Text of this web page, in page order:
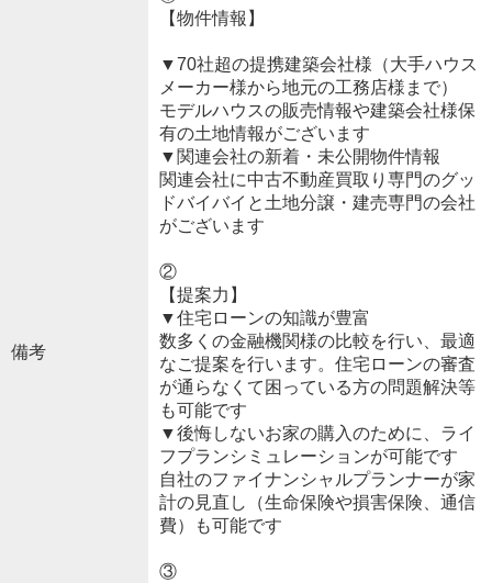
備考
【物件情報】
▼70社超の提携建築会社様（大手ハウス
メーカー様から地元の工務店様まで）
モデルハウスの販売情報や建築会社様保
有の土地情報がございます
▼関連会社の新着・未公開物件情報
関連会社に中古不動産買取り専門のグッ
ドバイバイと土地分譲・建売専門の会社
がございます
②
【提案力】
▼住宅ローンの知識が豊富
数多くの金融機関様の比較を行い、最適
なご提案を行います。住宅ローンの審査
が通らなくて困っている方の問題解決等
も可能です
▼後悔しないお家の購入のために、ライ
フプランシミュレーションが可能です
自社のファイナンシャルプランナーが家
計の見直し（生命保険や損害保険、通信
費）も可能です
③